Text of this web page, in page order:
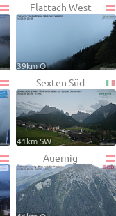
Flattach West
39km O
Sexten Süd
41km SW
Auernig